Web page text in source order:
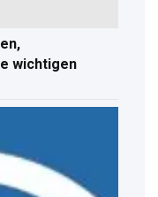
wichtigen